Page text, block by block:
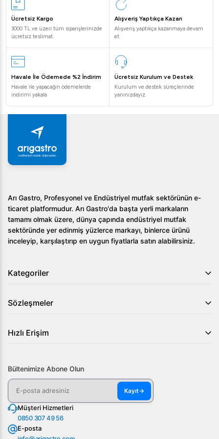
Sıkça Sorulan Sorular
Öztiryakiler Düz Camlı Soğuk Teşhir Dolabı hangi
Bu dolap, restoranlar, oteller ve catering firmaları için
ideal olup, yiyecek ve içecek ürünlerinizi taze ve hijyenik
bir şekilde sergilemenize olanak tanır.
Bu teşhir dolabı enerji açısından verimli mi?
Evet, bu dolap R134A soğutucu gaz kullanarak enerji
tasarrufu sağlar ve çevre dostudur.
Öztiryakiler teşhir dolabının kapasitesi nedir?
Öztiryakiler Düz Camlı Soğuk Teşhir Dolabı, 480 lt ile
işletmenizin ihtiyacını karşılayacak ideal çözümleri
sunuyoruz. Daha fazla bilgi ve sipariş için bizimle iletişime
Ücretsiz Kargo
3000 TL ve üzeri tüm siparişlerinizde
ücretsiz teslimat.
Alışveriş Yaptıkça Kazan
Alışveriş yaptıkça kazanmaya devam
et
Havale İle Ödemede %2 İndirim
Havale ile yapacağın ödemelerde
indirimi yakala
Ücretsiz Kurulum ve Destek
Kurulum ve destek süreçlerinde
yanınızdayız.
Arı Gastro, Profesyonel ve Endüstriyel mutfak sektörünün e-
ticaret platformudur. Arı Gastro'da başta yerli markaların
tamamı olmak üzere, dünya çapında endüstriyel mutfak
sektöründe yer edinmiş yüzlerce markayı, binlerce ürünü
inceleyip, karşılaştırıp en uygun fiyatlarla satın alabilirsiniz.
Kategoriler
Sözleşmeler
Hızlı Erişim
Bültenimize Abone Olun
Kayıt→
Müşteri Hizmetleri
0850 307 49 56
E-posta